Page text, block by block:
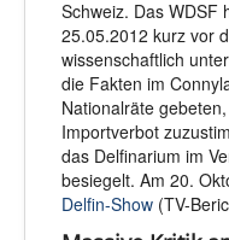
Schweiz. Das WDSF
25.05.2012 kurz vor
wissenschaftlich
die Fakten im
Nationalräte
Importverbot
das Delfinarium im
besiegelt. Am 20.
Delfin-Show (TV-